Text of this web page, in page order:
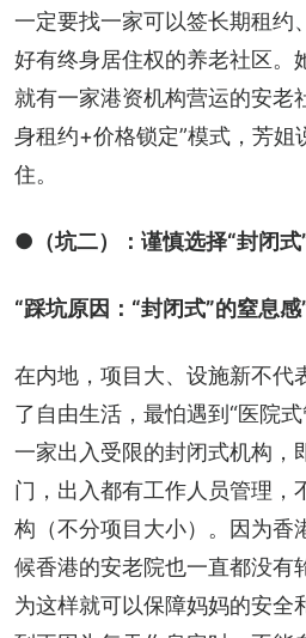
一定要找一家可以签长期租约
好有终身居住权的养老社区。
就有一家港资机构营运的安老
身租约+价格锁定”模式，芳姐
住。
●（坑二）：谨慎选择“封闭式
“踩坑原因：“封闭式”的窒息感
在内地，项目大、设施新不代
了自由生活，最怕遇到“医院
一家出入受限的封闭式机构，
门，出入都有工作人员管理，
构（不分项目大小）。因为香
候香港的安老院也一直都没有
为这样就可以保障妈妈的安全